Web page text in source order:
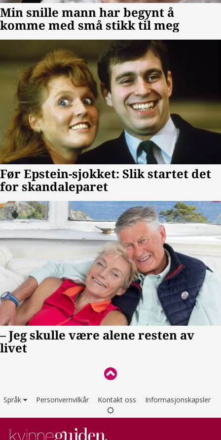
Språk Personvernvilkår Kontakt oss Informasjonskapsler